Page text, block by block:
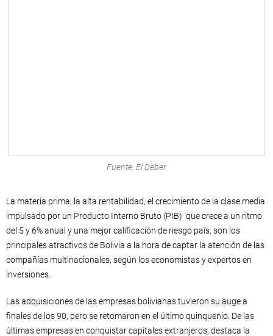
Fuente: El Deber
La materia prima, la alta rentabilidad, el crecimiento de la clase media
impulsado por un Producto Interno Bruto (PIB) que crece a un ritmo
del 5 y 6% anual y una mejor calificación de riesgo país, son los
principales atractivos de Bolivia a la hora de captar la atención de las
compañías multinacionales, según los economistas y expertos en
inversiones.
Las adquisiciones de las empresas bolivianas tuvieron su auge a
finales de los 90, pero se retomaron en el último quinquenio. De las
últimas empresas en conquistar capitales extranjeros, destaca la